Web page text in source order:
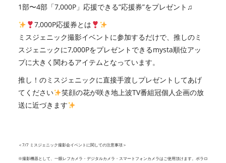
1部〜4部「7,000P」応援できる”応援券”をプレゼント♫
7,000P応援券とは
ミスジェニック撮影イベントに参加するだけで、推しのミ
スジェニックに7,000Pをプレゼントできるmysta順位アッ
プに大きく関わるアイテムとなっています。
推し！のミスジェニックに直接手渡しプレゼントしてあげ
てください
笑顔の花が咲き地上波TV番組冠個人企画の放
送に近づきます
＜7/7 ミスジェニック撮影会イベントに関しての注意事項＞
※撮影機器として、一眼レフカメラ・デジタルカメラ・スマートフォンカメラはご使用頂けます。ポラロ